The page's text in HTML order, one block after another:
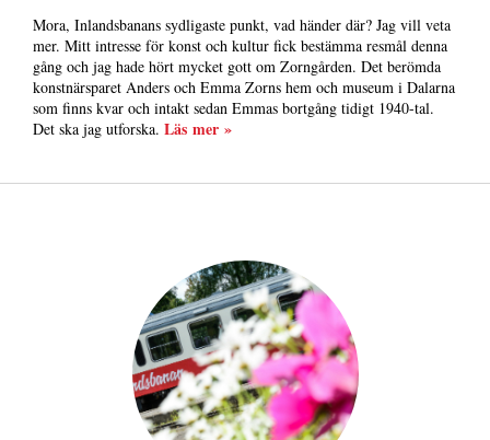
Mora, Inlandsbanans sydligaste punkt, vad händer där? Jag vill veta
mer. Mitt intresse för konst och kultur fick bestämma resmål denna
gång och jag hade hört mycket gott om Zorngården. Det berömda
konstnärsparet Anders och Emma Zorns hem och museum i Dalarna
som finns kvar och intakt sedan Emmas bortgång tidigt 1940-tal.
Det ska jag utforska. Läs mer »